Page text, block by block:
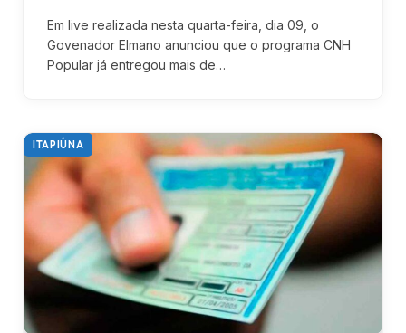
Em live realizada nesta quarta-feira, dia 09, o
Govenador Elmano anunciou que o programa CNH
Popular já entregou mais de…
ITAPIÚNA